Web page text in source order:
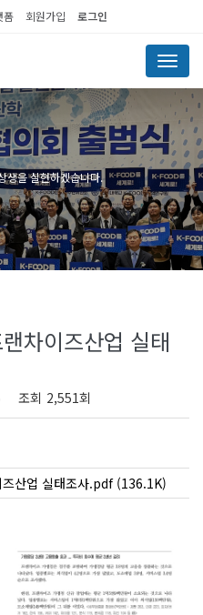
폼 회원가입 로그인
Menu
생을 실현하겠습니다.
차이즈산업 실태
조회 2,551회
산업 실태조사.pdf (136.1K)